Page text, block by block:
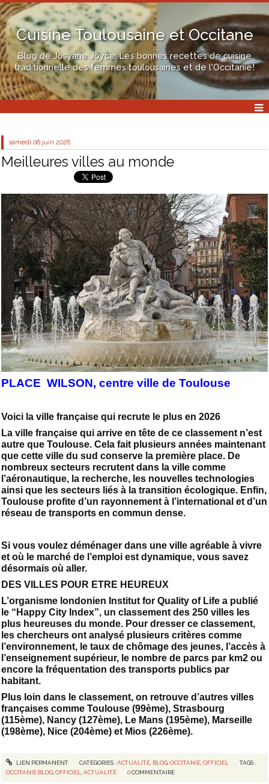
Cuisine Toulousaine et Occitane
Blog de Josyane Joyce: Les bonnes recettes de cuisine
traditionnelle des femmes toulousaines et de l'Occitanie!
samedi 06 juin 2026
Meilleures villes au monde
PLACE WILSON, centre ville de Toulouse
Voici la ville française qui recrute le plus en 2026
La ville française qui arrive en tête de ce classement n’est
autre que Toulouse. Cela fait plusieurs années maintenant
que cette ville du sud conserve la première place. De
nombreux secteurs recrutent dans la ville comme
l’aéronautique, la recherche, les nouvelles technologies
ainsi que les secteurs liés à la transition écologique. Enfin,
Toulouse profite d’un rayonnement à l’international et d’un
réseau de transports en commun dense.
Si vous voulez déménager dans une ville agréable à vivre
et où le marché de l’emploi est dynamique, vous savez
désormais où aller.
DES VILLES POUR ETRE HEUREUX
L’organisme londonien Institut for Quality of Life a publié
le “Happy City Index”, un classement des 250 villes les
plus heureuses du monde. Pour dresser ce classement,
les chercheurs ont analysé plusieurs critères comme
l’environnement, le taux de chômage des jeunes, l’accès à
l’enseignement supérieur, le nombre de parcs par km2 ou
encore la fréquentation des transports publics par
habitant.
Plus loin dans le classement, on retrouve d’autres villes
françaises comme Toulouse (99ème), Strasbourg
(115ème), Nancy (127ème), Le Mans (195ème), Marseille
(198ème), Nice (204ème) et Mios (226ème).
LIEN PERMANENT CATÉGORIES :ACTUALITÉ, BLOG, OCCITANIE, OFFICIEL
TAGS :
OCCITANIE BLOG ,OFFICIEL ,ACTUALITÉ 0 COMMENTAIRE